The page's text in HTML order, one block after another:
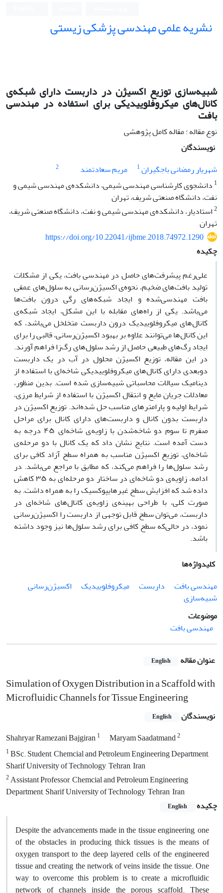
نشریه علمی مهندسی پزشکی زیستی
شبیه‌سازی توزیع اکسیژن در داربست دارای شبکه‌ی
کانال‌های میکروفلوییدیکی برای استفاده در مهندسی
بافت
نوع مقاله : مقاله کامل پژوهشی
نویسندگان
شهریار رمضانی باجگیران1 مریم سعادتمند
2
1 دانشجوی کارشناسی مهندسی شیمی، دانشکده‌ی مهندسی شیمی و
نفت، دانشگاه صنعتی شریف، تهران
2استادیار، دانشکده‌ی مهندسی شیمی و نفت، دانشگاه صنعتی شریف،
تهران
https://doi.org/10.22041/ijbme.2018.74972.1290
چکیده
علی‌رغم پیشرفت‌های حاصل در مهندسی بافت، یکی از مشکلات
تولید بافت‌های ضخیم، نحوه‌ی اکسیژن‌رسانی به سلول‌های عمقی
بافت مهندسی‌شده و ایجاد شبکه‌های رگی درون بافت‌ها
می‌باشد‍‍. یکی از راه‌های مقابله با این مشکل، ایجاد شبکه‌ی
کانال‌های میکروفلوییدیک درون داربست متخلخل می‌باشد، که
این کانال‌ها می‌توانند علاوه بر بهبود اکسیژن‌رسانی‌، قالبی را برای
ایجاد رگ‌های طبیعی حاصل از رشد سلول‌های رگ‌زا فراهم آورند.
در این مقاله، توزیع اکسیژن محلول در آب در یک داربست
دوبعدی دارای کانال‌های میکروفلوییدیکی شاخه‌ای با استفاده از
دینامیک سیالات محاسباتی شبیه‌سازی شده است. بدین منظور،
معادلات جریان مایع و انتقال اکسیژن با استفاده از شرایط مرزی،
شرایط اولیه و پارامترهای مناسب حل شده‌اند. توزیع اکسیژن در
داربست بدون کانال و داربست‌های دارای کانال برای مراحل
صفرم تا سوم دو شاخه‌شدن با زاویه‌ی شاخه‌ای ۴۵ درجه به
دست آمده است. نتایج نشان داد که یک کانال با دو مرحله‌ی
شاخه‌ای، توزیع اکسیژن مناسب به همراه سطح آزاد کافی برای
رشد سلول‌ها را فراهم می‌کند، که مطابق با مراجع می‌باشد. در
ادامه، زاویه‌ی دو شاخه‌ای در ساختار دو مرحله‌ای به ۳۵ کاهش
داده شد که افزایش سطح غیرهایپوکسیک را به همراه داشت. به
صورت کلی، با طراحی بهینه‌ی زاویه‌ی کانال‌های شاخه‌ای در
داربست، می‌توان سطح قابل توجهی از داربست را اکسیژن‌رسانی
نمود، در حالی‌که سطح کافی برای رشد سلول‌ها نیز وجود داشته
باشد.
کلیدواژه‌ها
مهندسی بافت
داربست میکروفلوییدیک
اکسیژن‌رسانی
شبیه‌سازی
موضوعات
مهندسی بافت
عنوان مقاله English
Simulation of Oxygen Distribution in a Scaffold with
Microfluidic Channels for Tissue Engineering
نویسندگان English
Shahryar Ramezani Bajgiran1 Maryam Saadatmand2
1BSc. Student, Chemcial and Petroleum Engineering Department,
Sharif University of Technology, Tehran, Iran
2Assistant Professor, Chemcial and Petroleum Engineering
Department, Sharif University of Technology, Tehran, Iran
چکیده
English
Despite the advancements made in the tissue engineering, one
of the obstacles in producing thick tissues is the means of
oxygen transport to the deep layered cells of the engineered
tissue and creating the network of veins inside the tissue. One
way to overcome this problem is to create a microfluidic
network of channels inside the porous scaffold. These